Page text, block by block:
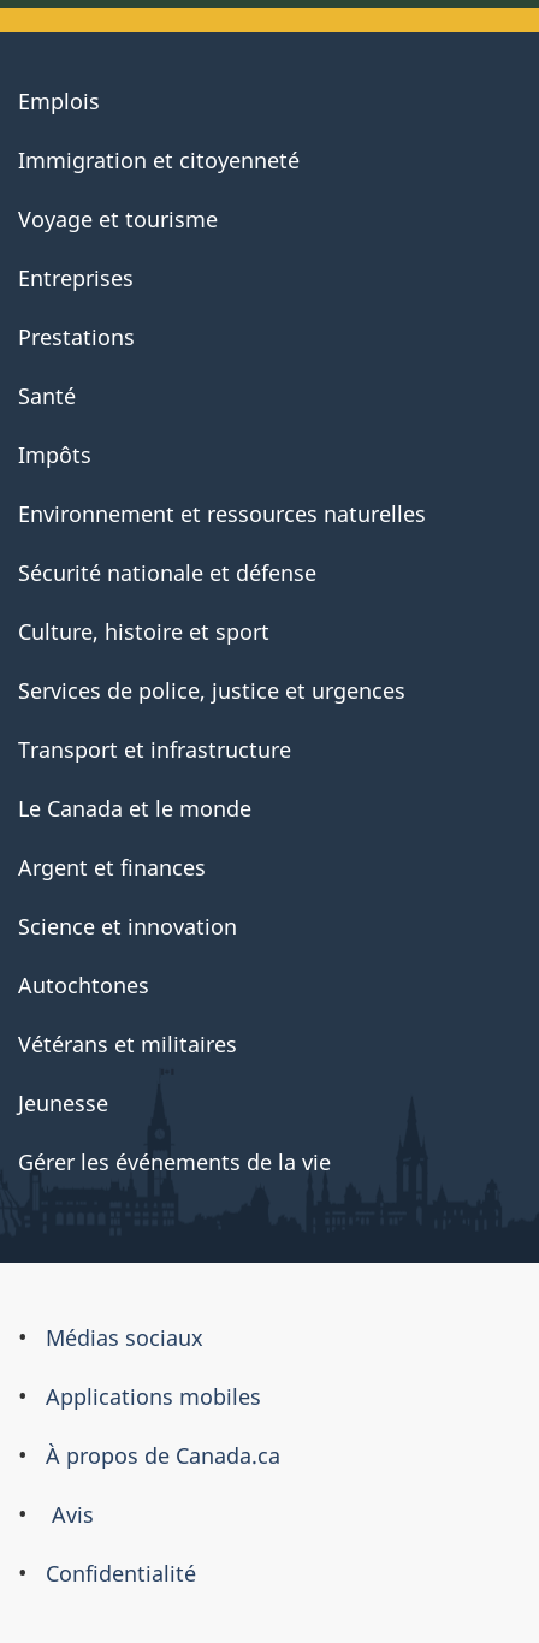
About
government
Emplois
Immigration et citoyenneté
Voyage et tourisme
Entreprises
Prestations
Santé
Impôts
Environnement et ressources naturelles
Sécurité nationale et défense
Culture, histoire et sport
Services de police, justice et urgences
Transport et infrastructure
Le Canada et le monde
Argent et finances
Science et innovation
Autochtones
Vétérans et militaires
Jeunesse
Gérer les événements de la vie
À
propos
ce
site
Médias sociaux
Applications mobiles
À propos de Canada.ca
Avis
Confidentialité